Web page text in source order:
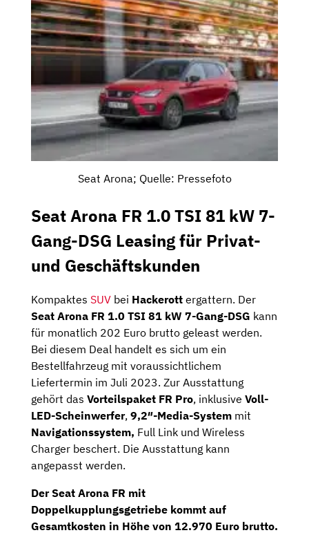
Seat Arona; Quelle: Pressefoto
Seat Arona FR 1.0 TSI 81 kW 7-
Gang-DSG Leasing für Privat-
und Geschäftskunden
Kompaktes SUV bei Hackerott ergattern. Der
Seat Arona FR 1.0 TSI 81 kW 7-Gang-DSG kann
für monatlich 202 Euro brutto geleast werden.
Bei diesem Deal handelt es sich um ein
Bestellfahrzeug mit voraussichtlichem
Liefertermin im Juli 2023. Zur Ausstattung
gehört das Vorteilspaket FR Pro, inklusive Voll-
LED-Scheinwerfer, 9,2″-Media-System mit
Navigationssystem, Full Link und Wireless
Charger beschert. Die Ausstattung kann
angepasst werden.
Der Seat Arona FR mit
Doppelkupplungsgetriebe kommt auf
Gesamtkosten in Höhe von 12.970 Euro brutto.